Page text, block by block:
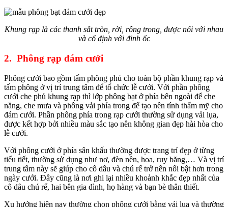
Khung rạp là các thanh sắt tròn, rời, rỗng trong, được nối với nhau
và cố định với đinh ốc
2. Phông rạp đám cưới
Phông cưới bao gồm tấm phông phủ cho toàn bộ phần khung rạp và
tấm phông ở vị trí trung tâm để tổ chức lễ cưới. Với phần phông
cưới che phủ khung rạp thì lớp phông bạt ở phía bên ngoài để che
nắng, che mưa và phông vải phía trong để tạo nên tính thẩm mỹ cho
đám cưới. Phần phông phía trong rạp cưới thường sử dụng vải lụa,
được kết hợp bởi nhiều màu sắc tạo nên không gian đẹp hài hòa cho
lễ cưới.
Với phông cưới ở phía sân khấu thường được trang trí đẹp ở từng
tiểu tiết, thường sử dụng như nơ, đèn nền, hoa, ruy băng,… Và vị trí
trung tâm này sẽ giúp cho cô dâu và chú rể trở nên nổi bật hơn trong
ngày cưới. Đây cũng là nơi ghi lại nhiều khoảnh khắc đẹp nhất của
cô dâu chú rể, hai bên gia đình, họ hàng và bạn bè thân thiết.
Xu hướng hiện nay thường chọn phông cưới bằng vải lụa và thường